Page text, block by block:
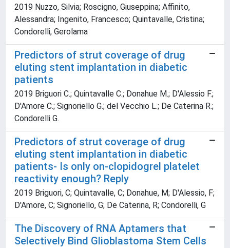
2019 Nuzzo, Silvia; Roscigno, Giuseppina; Affinito,
Alessandra; Ingenito, Francesco; Quintavalle, Cristina;
Condorelli, Gerolama
Predictors of strut coverage of drug
eluting stent implantation in diabetic
patients
2019 Briguori C.; Quintavalle C.; Donahue M.; D'Alessio F.;
D'Amore C.; Signoriello G.; del Vecchio L.; De Caterina R.;
Condorelli G.
Predictors of strut coverage of drug
eluting stent implantation in diabetic
patients- Is only on-clopidogrel platelet
reactivity enough? Reply
2019 Briguori, C; Quintavalle, C; Donahue, M; D'Alessio, F;
D'Amore, C; Signoriello, G; De Caterina, R; Condorelli, G
The Discovery of RNA Aptamers that
Selectively Bind Glioblastoma Stem Cells